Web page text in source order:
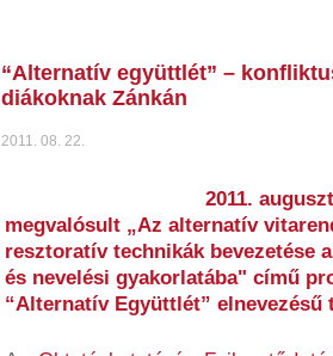
“Alternatív együttlét” –
diákoknak Zánkán
2011. 08. 22.
2011.
megvalósult „Az alternatív
resztoratív technikák bevezetése
és nevelési gyakorlatába" című
“Alternatív Együttlét” elnevezésű